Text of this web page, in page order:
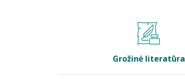
Grožinė literatūra